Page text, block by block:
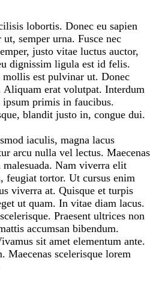
lobortis. Donec eu sapien
semper urna. Fusce nec
justo vitae luctus auctor,
dignissim ligula est id felis.
est pulvinar ut. Donec
Aliquam erat volutpat. Interdum
ipsum primis in faucibus.
blandit justo in, congue dui.
iaculis, magna lacus
arcu nulla vel lectus. Maecenas
Nam viverra elit
feugiat tortor. Ut cursus enim
viverra at. Quisque et turpis
ut quam. In vitae diam lacus.
Praesent ultrices non
accumsan bibendum.
sit amet elementum ante.
scelerisque lorem